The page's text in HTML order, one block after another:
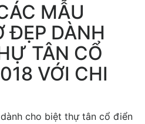
MẪU
ĐẸP DÀNH
TÂN CỔ
VỚI CHI
dành cho biệt thự tân cổ điển